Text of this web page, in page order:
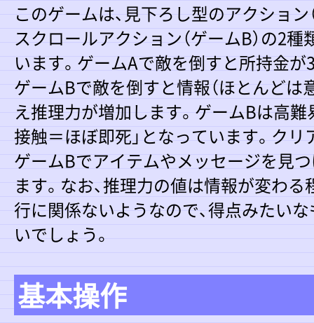
このゲームは、見下ろし型のアクション
スクロールアクション（ゲームB）の2
います。ゲームAで敵を倒すと所持金が
ゲームBで敵を倒すと情報（ほとんどは
え推理力が増加します。ゲームBは高難
接触＝ほぼ即死」となっています。クリ
ゲームBでアイテムやメッセージを見
ます。なお、推理力の値は情報が変わ
行に関係ないようなので、得点みたい
いでしょう。
基本操作